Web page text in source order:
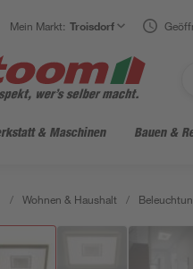
Mein Markt: Troisdorf
& Maschinen Bauen &
/ Wohnen & Haushalt /